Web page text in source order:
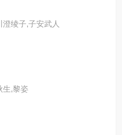
澄绫子,子安武人
生,黎姿